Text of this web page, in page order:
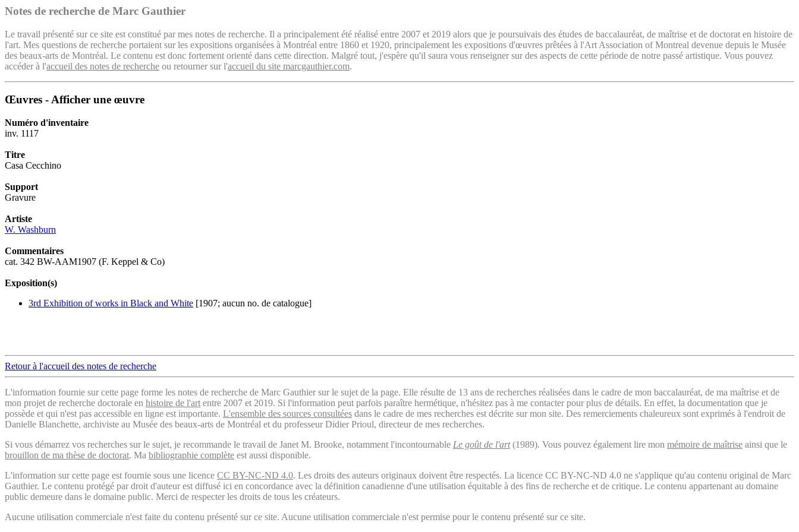
Notes de recherche de Marc Gauthier
Le travail présenté sur ce site est constitué par mes notes de recherche. Il a principalement été réalisé entre 2007 et 2019 alors que je poursuivais des études de baccalauréat, de maîtrise et de doctorat en histoire de
l'art. Mes questions de recherche portaient sur les expositions organisées à Montréal entre 1860 et 1920, principalement les expositions d'œuvres prêtées à l'Art Association of Montreal devenue depuis le Musée
des beaux-arts de Montréal. Le contenu est donc fortement orienté dans cette direction. Malgré tout, j'espère qu'il saura vous renseigner sur des aspects de cette période de notre passé artistique. Vous pouvez
accéder à l'accueil des notes de recherche ou retourner sur l'accueil du site marcgauthier.com.
Œuvres - Afficher une œuvre
Numéro d'inventaire
inv. 1117
Titre
Casa Cecchino
Support
Gravure
Artiste
W. Washburn
Commentaires
cat. 342 BW-AAM1907 (F. Keppel & Co)
Exposition(s)
3rd Exhibition of works in Black and White [1907; aucun no. de catalogue]
Retour à l'accueil des notes de recherche
L'information fournie sur cette page forme les notes de recherche de Marc Gauthier sur le sujet de la page. Elle résulte de 13 ans de recherches réalisées dans le cadre de mon baccalauréat, de ma maîtrise et de
mon projet de recherche doctorale en histoire de l'art entre 2007 et 2019. Si l'information peut parfois paraître hermétique, n'hésitez pas à me contacter pour plus de détails. En effet, la documentation que je
possède et qui n'est pas accessible en ligne est importante. L'ensemble des sources consultées dans le cadre de mes recherches est décrite sur mon site. Des remerciements chaleureux sont exprimés à l'endroit de
Danielle Blanchette, archiviste au Musée des beaux-arts de Montréal et du professeur Didier Prioul, directeur de mes recherches.
Si vous démarrez vos recherches sur le sujet, je recommande le travail de Janet M. Brooke, notamment l'incontournable Le goût de l'art(1989). Vous pouvez également lire mon mémoire de maîtrise ainsi que le
brouillon de ma thèse de doctorat. Ma bibliographie complète est aussi disponible.
L'information sur cette page est fournie sous une licence CC BY-NC-ND 4.0. Les droits des auteurs originaux doivent être respectés. La licence CC BY-NC-ND 4.0 ne s'applique qu'au contenu original de Marc
Gauthier. Le contenu protégé par droit d'auteur est diffusé ici en concordance avec la définition canadienne d'une utilisation équitable à des fins de recherche et de critique. Le contenu appartenant au domaine
public demeure dans le domaine public. Merci de respecter les droits de tous les créateurs.
Aucune utilisation commerciale n'est faite du contenu présenté sur ce site. Aucune utilisation commerciale n'est permise pour le contenu présenté sur ce site.